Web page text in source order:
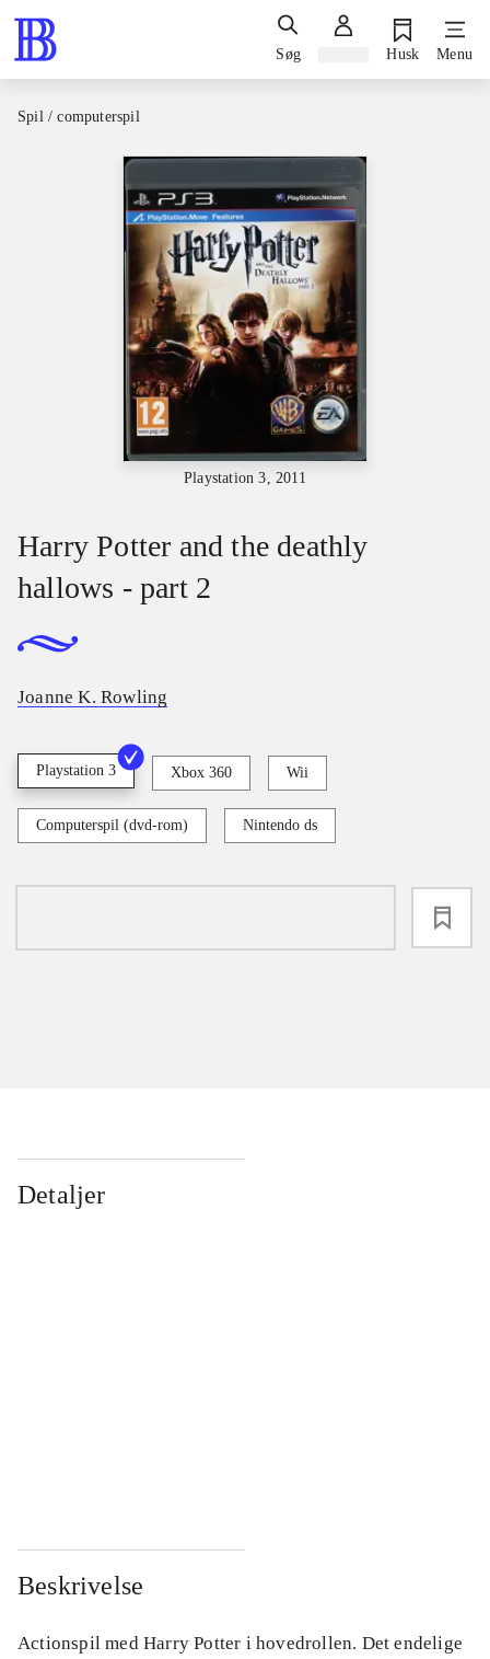
Søg Husk Menu
Spil / computerspil
Playstation 3, 2011
Harry Potter and the deathly
hallows - part 2
Joanne K. Rowling
Playstation 3 Xbox 360 Wii
Computerspil (dvd-rom) Nintendo ds
Detaljer
Beskrivelse
Actionspil med Harry Potter i hovedrollen. Det endelige